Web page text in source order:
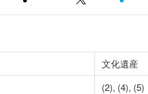
文化遺産
(2), (4), (5)